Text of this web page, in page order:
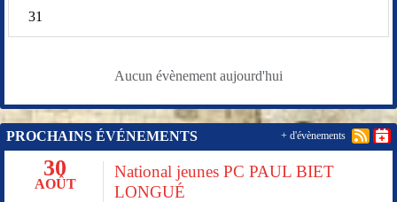
31
Aucun évènement aujourd'hui
PROCHAINS ÉVÉNEMENTS
30
AOÛT
National jeunes PC PAUL BIET
LONGUÉ
+ d'évènements